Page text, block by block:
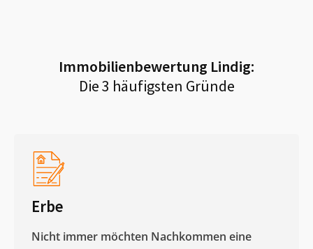
Immobilienbewertung Lindig:
Die 3 häufigsten Gründe
Erbe
Nicht immer möchten Nachkommen eine